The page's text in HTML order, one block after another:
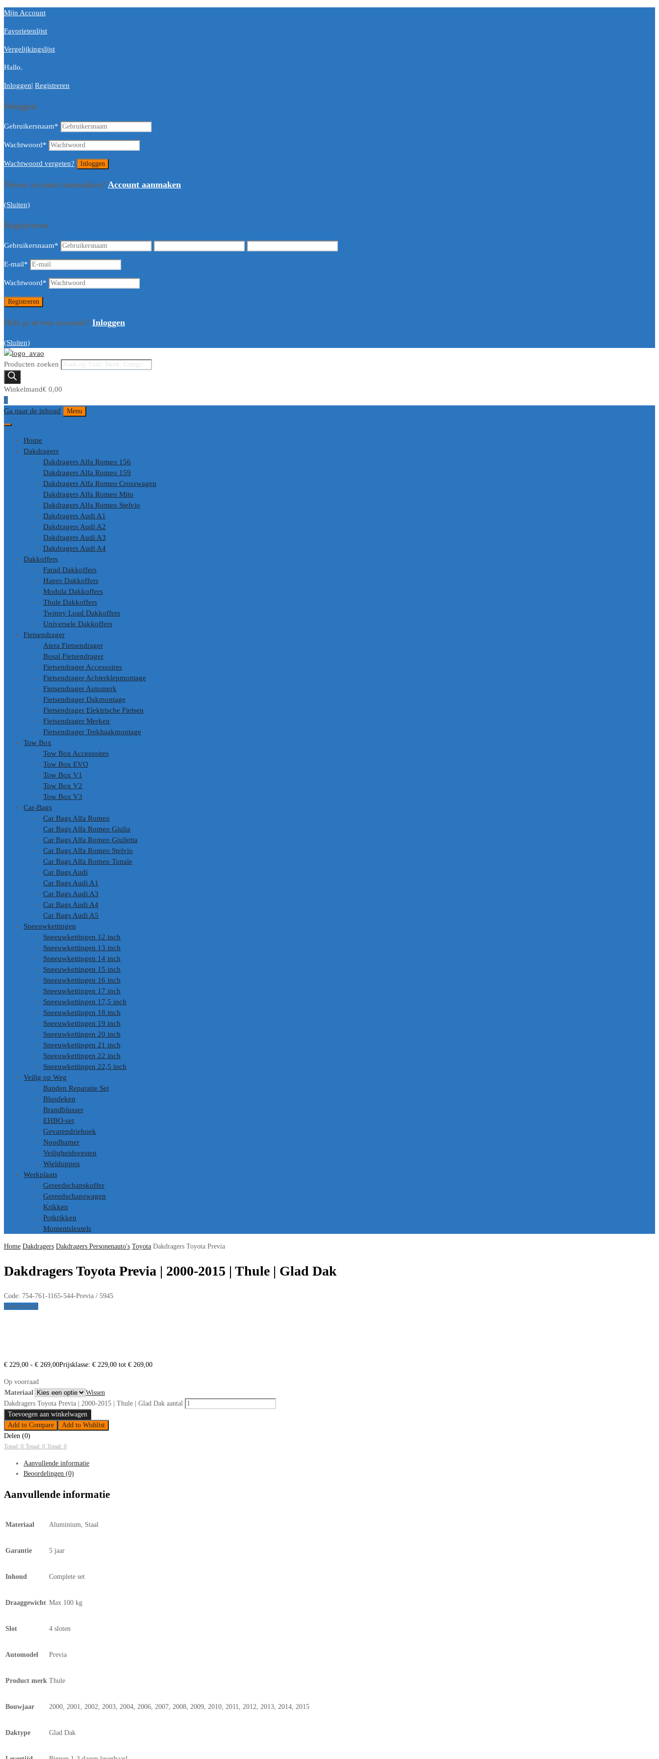
Mijn Account
Favorietenlijst
Vergelijkingslijst
Hallo.
Inloggen| Registreren
Inloggen
Gebruikersnaam*
Wachtwoord*
Wachtwoord vergeten?
Nieuw account aanmaken? Account aanmaken
(Sluiten)
Registreren
Gebruikersnaam*
E-mail*
Wachtwoord*
Heb je al een account? Inloggen
(Sluiten)
Producten zoeken
Winkelmand€ 0,00
0
Ga naar de inhoud
Menu
Home
Dakdragers
Dakdragers Alfa Romeo 156
Dakdragers Alfa Romeo 159
Dakdragers Alfa Romeo Crosswagen
Dakdragers Alfa Romeo Mito
Dakdragers Alfa Romeo Stelvio
Dakdragers Audi A1
Dakdragers Audi A2
Dakdragers Audi A3
Dakdragers Audi A4
Dakkoffers
Farad Dakkoffers
Hapro Dakkoffers
Modula Dakkoffers
Thule Dakkoffers
Twinny Load Dakkoffers
Universele Dakkoffers
Fietsendrager
Atera Fietsendrager
Bosal Fietsendrager
Fietsendrager Accessoires
Fietsendrager Achterklepmontage
Fietsendrager Automerk
Fietsendrager Dakmontage
Fietsendrager Elektrische Fietsen
Fietsendrager Merken
Fietsendrager Trekhaakmontage
Tow Box
Tow Box Accessoires
Tow Box EVO
Tow Box V1
Tow Box V2
Tow Box V3
Car-Bags
Car Bags Alfa Romeo
Car Bags Alfa Romeo Giulia
Car Bags Alfa Romeo Giulietta
Car Bags Alfa Romeo Stelvio
Car Bags Alfa Romeo Tonale
Car Bags Audi
Car Bags Audi A1
Car Bags Audi A3
Car Bags Audi A4
Car Bags Audi A5
Sneeuwkettingen
Sneeuwkettingen 12 inch
Sneeuwkettingen 13 inch
Sneeuwkettingen 14 inch
Sneeuwkettingen 15 inch
Sneeuwkettingen 16 inch
Sneeuwkettingen 17 inch
Sneeuwkettingen 17,5 inch
Sneeuwkettingen 18 inch
Sneeuwkettingen 19 inch
Sneeuwkettingen 20 inch
Sneeuwkettingen 21 inch
Sneeuwkettingen 22 inch
Sneeuwkettingen 22,5 inch
Veilig op Weg
Banden Reparatie Set
Blusdeken
Brandblusser
EHBO-set
Gevarendriehoek
Noodhamer
Veiligheidsvesten
Wieldoppen
Werkplaats
Gereedschapskoffer
Gereedschapswagen
Krikken
Potkrikken
Momentsleutels
Home Dakdragers Dakdragers Personenauto's Toyota Dakdragers Toyota Previa
Dakdragers Toyota Previa | 2000-2015 | Thule | Glad Dak
Code: 754-761-1165-544-Previa / 5945
Aanbieding!
€ 229,00 - € 269,00Prijsklasse: € 229,00 tot € 269,00
Op voorraad
Materiaal
Wissen
Dakdragers Toyota Previa | 2000-2015 | Thule | Glad Dak aantal
Toevoegen aan winkelwagen
Add to Compare
Add to Wishlist
Delen (0)
Totaal: 0 Totaal: 0 Totaal: 0
Aanvullende informatie
Beoordelingen (0)
Aanvullende informatie
Materiaal Aluminium, Staal
Garantie 5 jaar
Inhoud Complete set
Draaggewicht Max 100 kg
Slot 4 sloten
Automodel Previa
Product merk Thule
Bouwjaar 2000, 2001, 2002, 2003, 2004, 2006, 2007, 2008, 2009, 2010, 2011, 2012, 2013, 2014, 2015
Daktype Glad Dak